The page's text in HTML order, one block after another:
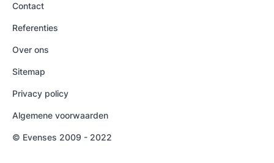
Contact
Referenties
Over ons
Sitemap
Privacy policy
Algemene voorwaarden
© Evenses 2009 - 2022